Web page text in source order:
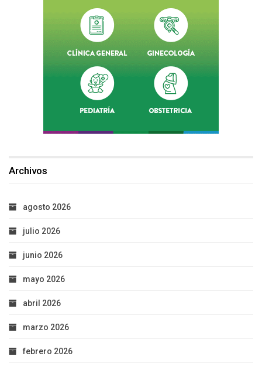
Archivos
agosto 2026
julio 2026
junio 2026
mayo 2026
abril 2026
marzo 2026
febrero 2026